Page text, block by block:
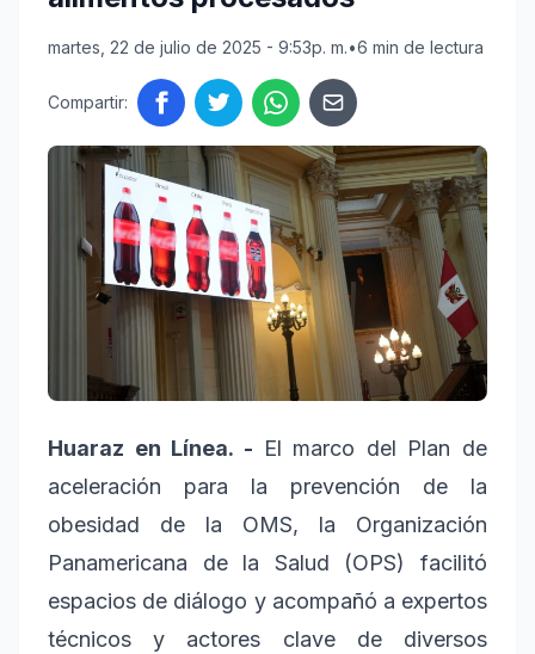
martes, 22 de julio de 2025 - 9:53p. m.•6 min de lectura
Compartir:
Huaraz en Línea. - El marco del Plan de
aceleración para la prevención de la
obesidad de la OMS, la Organización
Panamericana de la Salud (OPS) facilitó
espacios de diálogo y acompañó a expertos
técnicos y actores clave de diversos